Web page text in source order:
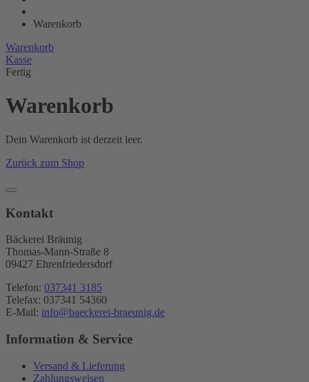
Bräunig
Warenkorb
Warenkorb
Kasse
Fertig
Warenkorb
Dein Warenkorb ist derzeit leer.
Zurück zum Shop
Kontakt
Bäckerei Bräunig
Thomas-Mann-Straße 8
09427 Ehrenfriedersdorf
Telefon: 037341 3185
Telefax: 037341 54360
E-Mail: info@baeckerei-braeunig.de
Information & Service
Versand & Lieferung
Zahlungsweisen